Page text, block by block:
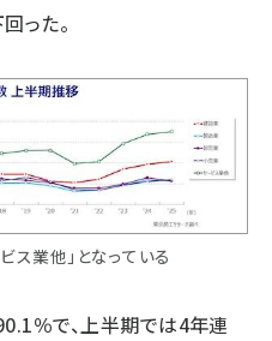
った。
ス業他」となっている
％で、上半期では4年連